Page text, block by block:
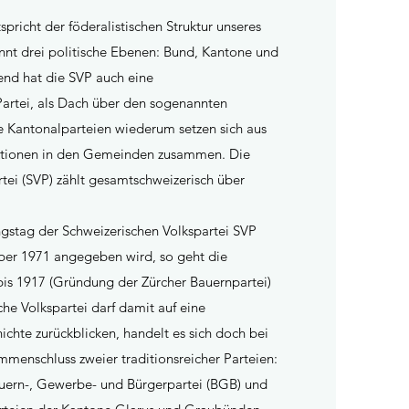
der föderalistischen Struktur unseres
drei politische Ebenen: Bund, Kantone und
hat die SVP auch eine
als Dach über den sogenannten
wiederum setzen sich aus
in den Gemeinden zusammen. Die
(SVP) zählt gesamtschweizerisch über
der Schweizerischen Volkspartei SVP
1971 angegeben wird, so geht die
1917 (Gründung der Zürcher Bauernpartei)
Volkspartei darf damit auf eine
zurückblicken, handelt es sich doch bei
zweier traditionsreicher Parteien:
, Gewerbe- und Bürgerpartei (BGB) und